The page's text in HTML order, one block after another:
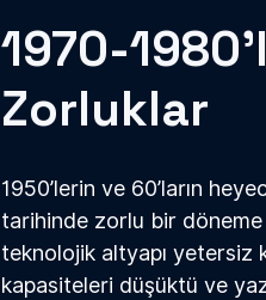
1970-
Zorluklar
1950’lerin ve 60’ların
tarihinde zorlu bir
teknolojik altyapı yetersiz
kapasiteleri düşüktü ve